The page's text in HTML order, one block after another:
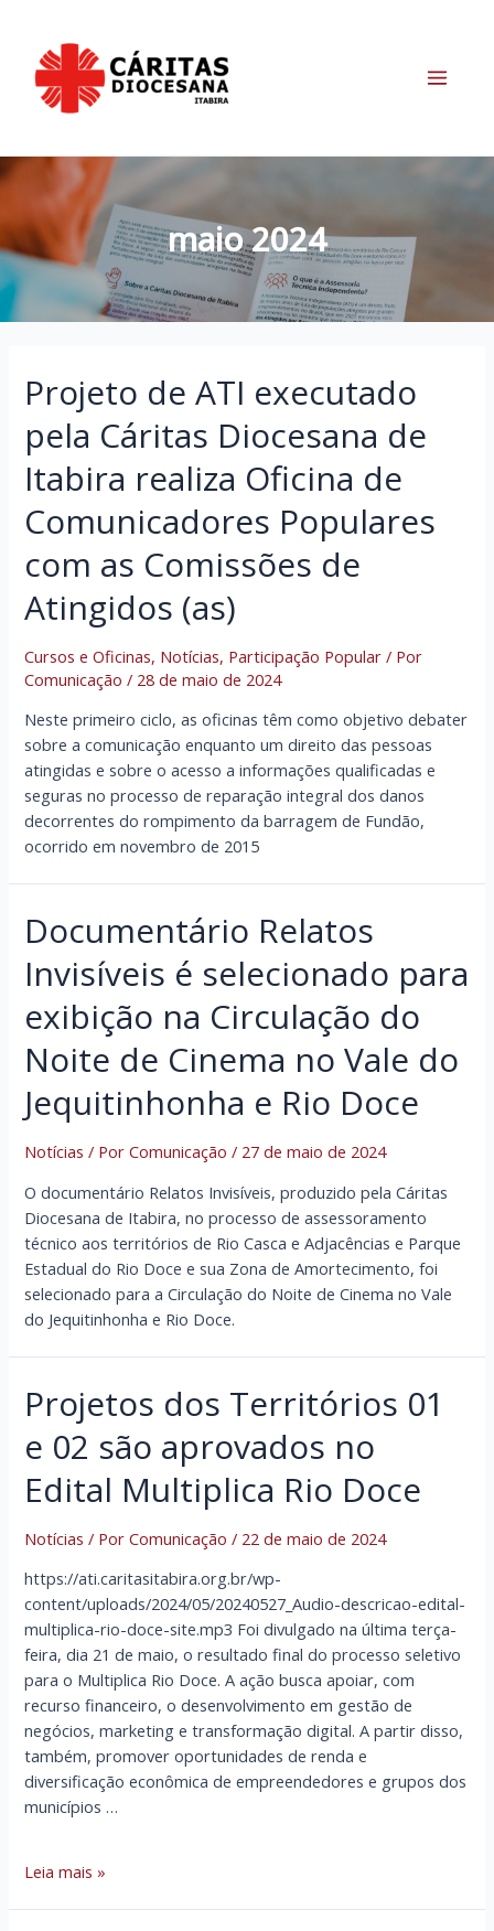
conteúdo
maio 2024
Projeto de ATI executado
pela Cáritas Diocesana de
Itabira realiza Oficina de
Comunicadores Populares
com as Comissões de
Atingidos (as)
Cursos e Oficinas, Notícias, Participação Popular / Por
Comunicação/ 28 de maio de 2024
Neste primeiro ciclo, as oficinas têm como objetivo debater
sobre a comunicação enquanto um direito das pessoas
atingidas e sobre o acesso a informações qualificadas e
seguras no processo de reparação integral dos danos
decorrentes do rompimento da barragem de Fundão,
ocorrido em novembro de 2015
Documentário Relatos
Invisíveis é selecionado para
exibição na Circulação do
Noite de Cinema no Vale do
Jequitinhonha e Rio Doce
Notícias / PorComunicação/ 27 de maio de 2024
O documentário Relatos Invisíveis, produzido pela Cáritas
Diocesana de Itabira, no processo de assessoramento
técnico aos territórios de Rio Casca e Adjacências e Parque
Estadual do Rio Doce e sua Zona de Amortecimento, foi
selecionado para a Circulação do Noite de Cinema no Vale
do Jequitinhonha e Rio Doce.
Projetos dos Territórios 01
e 02 são aprovados no
Edital Multiplica Rio Doce
Notícias / PorComunicação/ 22 de maio de 2024
https://ati.caritasitabira.org.br/wp-
content/uploads/2024/05/20240527_Audio-descricao-edital-
multiplica-rio-doce-site.mp3 Foi divulgado na última terça-
feira, dia 21 de maio, o resultado final do processo seletivo
para o Multiplica Rio Doce. A ação busca apoiar, com
recurso financeiro, o desenvolvimento em gestão de
negócios, marketing e transformação digital. A partir disso,
também, promover oportunidades de renda e
diversificação econômica de empreendedores e grupos dos
municípios …
Projetos
Leia mais »